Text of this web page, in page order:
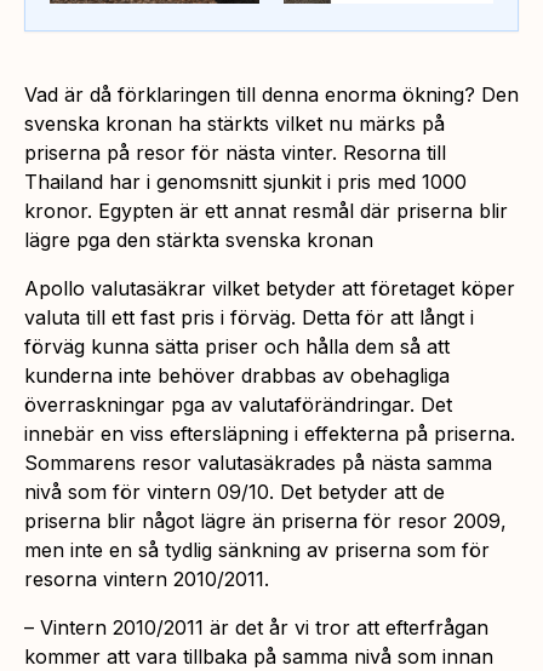
Vad är då förklaringen till denna enorma ökning? Den
svenska kronan ha stärkts vilket nu märks på
priserna på resor för nästa vinter. Resorna till
Thailand har i genomsnitt sjunkit i pris med 1000
kronor. Egypten är ett annat resmål där priserna blir
lägre pga den stärkta svenska kronan
Apollo valutasäkrar vilket betyder att företaget köper
valuta till ett fast pris i förväg. Detta för att långt i
förväg kunna sätta priser och hålla dem så att
kunderna inte behöver drabbas av obehagliga
överraskningar pga av valutaförändringar. Det
innebär en viss eftersläpning i effekterna på priserna.
Sommarens resor valutasäkrades på nästa samma
nivå som för vintern 09/10. Det betyder att de
priserna blir något lägre än priserna för resor 2009,
men inte en så tydlig sänkning av priserna som för
resorna vintern 2010/2011.
– Vintern 2010/2011 är det år vi tror att efterfrågan
kommer att vara tillbaka på samma nivå som innan